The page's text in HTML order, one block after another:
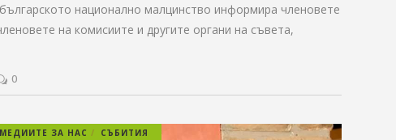
национално малцинство информира членовете
на комисиите и другите органи на съвета,
0
МЕДИИТЕ ЗА НАС СЪБИТИЯ